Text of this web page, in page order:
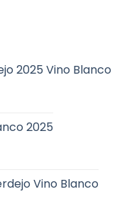
2025 Vino Blanco
2025
Vino Blanco